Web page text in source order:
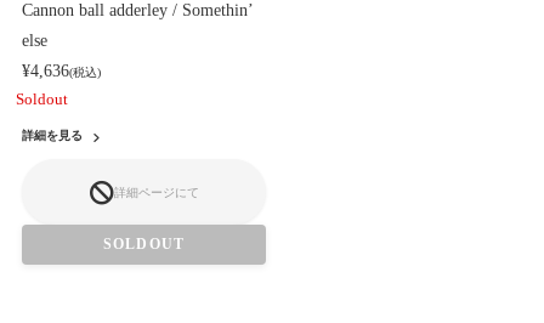
Cannon ball adderley / Somethin’
else
¥4,636(税込)
Soldout
詳細を見る
詳細ページにて
SOLDOUT